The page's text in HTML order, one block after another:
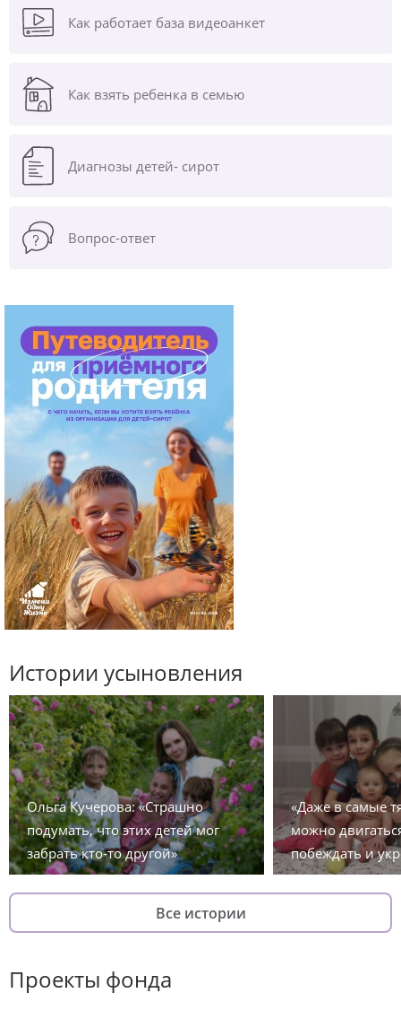
Как работает база видеоанкет
Как взять ребенка в семью
Диагнозы детей- сирот
Вопрос-ответ
Истории усыновления
Ольга Кучерова: «Страшно
подумать, что этих детей мог
забрать кто-то другой»
«Даже в самые
можно
побеждать и
Все истории
Проекты фонда